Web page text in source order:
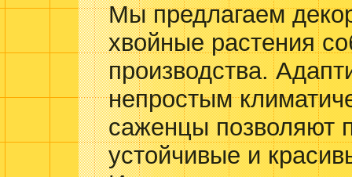
Мы предлагаем
хвойные растения
производства.
непростым
саженцы позволяют
устойчивые и